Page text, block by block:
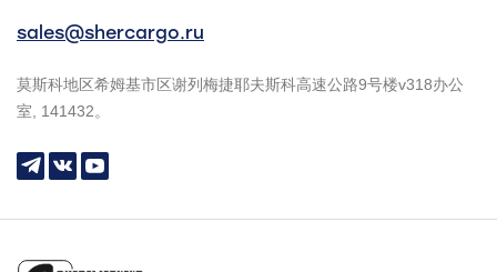
sales@shercargo.ru
莫斯科地区希姆基市区谢列梅捷耶夫斯科高速公路9号楼v318办公
室, 141432。